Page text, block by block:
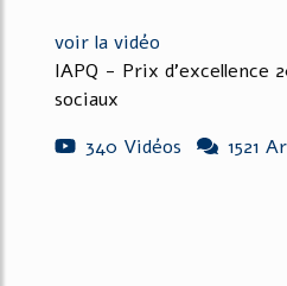
voir la vidéo
IAPQ - Prix d'excellence
sociaux
340 Vidéos
1521